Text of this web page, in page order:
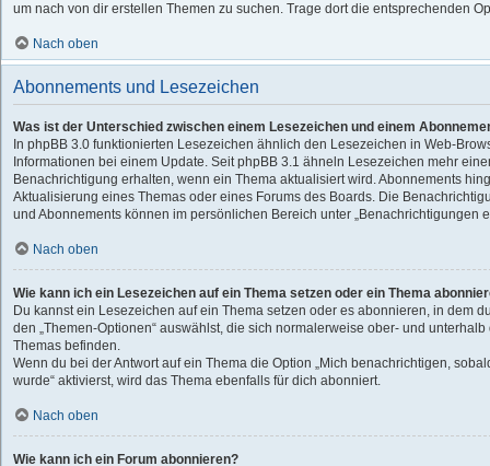
um nach von dir erstellen Themen zu suchen. Trage dort die entsprechenden
Nach oben
Abonnements und Lesezeichen
Was ist der Unterschied zwischen einem Lesezeichen und einem
In phpBB 3.0 funktionierten Lesezeichen ähnlich den Lesezeichen in Web-
Informationen bei einem Update. Seit phpBB 3.1 ähneln Lesezeichen mehr
Benachrichtigung erhalten, wenn ein Thema aktualisiert wird. Abonnements
Aktualisierung eines Themas oder eines Forums des Boards. Die
und Abonnements können im persönlichen Bereich unter „Benachrichtigungen
Nach oben
Wie kann ich ein Lesezeichen auf ein Thema setzen oder ein Thema
Du kannst ein Lesezeichen auf ein Thema setzen oder es abonnieren, in dem
den „Themen-Optionen“ auswählst, die sich normalerweise ober- und
Themas befinden.
Wenn du bei der Antwort auf ein Thema die Option „Mich benachrichtigen,
wurde“ aktivierst, wird das Thema ebenfalls für dich abonniert.
Nach oben
Wie kann ich ein Forum abonnieren?